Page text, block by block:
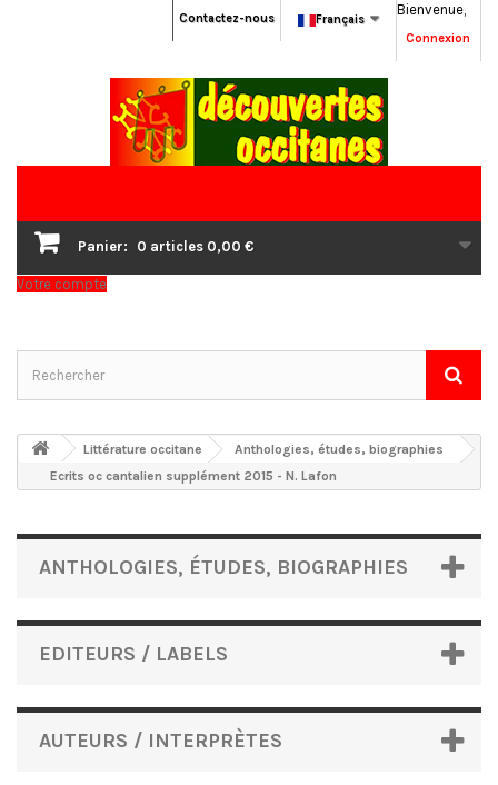
Bienvenue,
Connexion
Français
Contactez-nous
Panier: 0 articles 0,00 €
Votre compte
Littérature occitane
Anthologies, études, biographies
Ecrits oc cantalien supplément 2015 - N. Lafon
ANTHOLOGIES, ÉTUDES, BIOGRAPHIES
EDITEURS / LABELS
AUTEURS / INTERPRÈTES